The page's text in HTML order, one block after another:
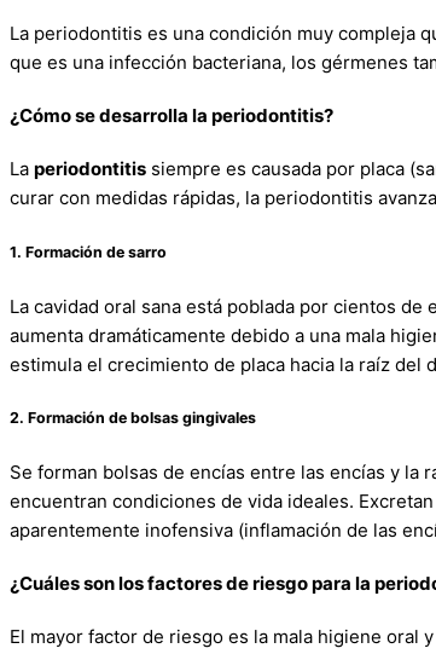
La periodontitis es una condición muy compleja
que es una infección bacteriana, los gérmenes
¿Cómo se desarrolla la periodontitis?
La periodontitis siempre es causada por placa
curar con medidas rápidas, la periodontitis
1. Formación de sarro
La cavidad oral sana está poblada por cientos
aumenta dramáticamente debido a una mala
estimula el crecimiento de placa hacia la raíz del
2. Formación de bolsas gingivales
Se forman bolsas de encías entre las encías y la
encuentran condiciones de vida ideales.
aparentemente inofensiva (inflamación de las
¿Cuáles son los factores de riesgo para la
El mayor factor de riesgo es la mala higiene oral